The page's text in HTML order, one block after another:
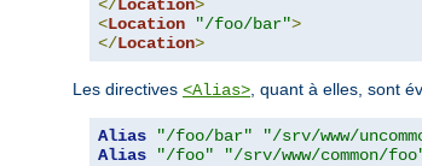
</Location>
<Location "/foo/bar">
</Location>
Les directives <Alias> , quant à elles, sont
Alias "/foo/bar"
"/srv/www/
Alias
"/foo" "/srv/www/common/